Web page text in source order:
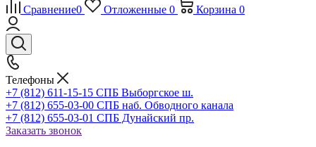
Сравнение0 Отложенные 0 Корзина 0
Телефоны
+7 (812) 611-15-15 СПБ Выборгское ш.
+7 (812) 655-03-00 СПБ наб. Обводного канала
+7 (812) 655-03-01 СПБ Дунайский пр.
Заказать звонок